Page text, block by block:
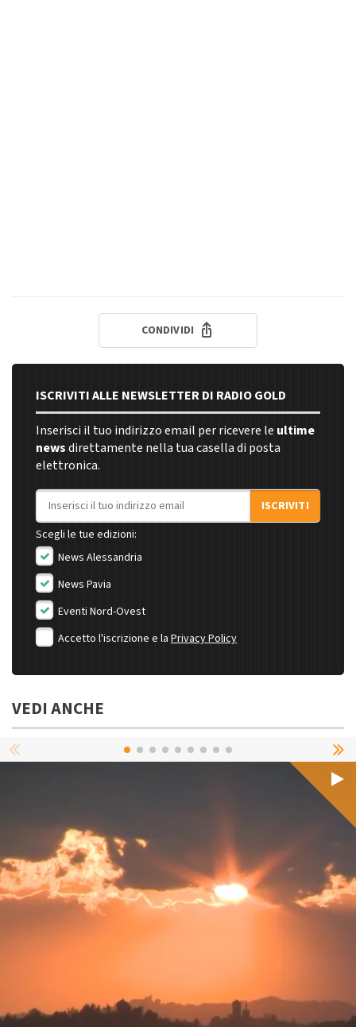
CONDIVIDI
ISCRIVITI ALLE NEWSLETTER DI RADIO GOLD
Inserisci il tuo indirizzo email per ricevere le ultime
newsdirettamente nella tua casella di posta
elettronica.
Indirizzo email
ISCRIVITI
Scegli le tue edizioni:
News Alessandria
News Pavia
Eventi Nord-Ovest
Accetto l'iscrizione e la Privacy Policy
VEDI ANCHE